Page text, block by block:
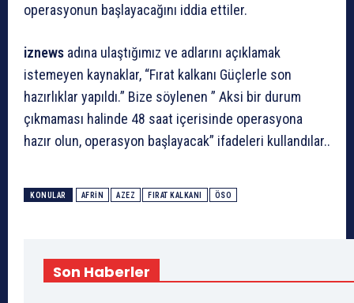
operasyonun başlayacağını iddia ettiler.
iznews adına ulaştığımız ve adlarını açıklamak
istemeyen kaynaklar, “Fırat kalkanı Güçlerle son
hazırlıklar yapıldı.” Bize söylenen ” Aksi bir durum
çıkmaması halinde 48 saat içerisinde operasyona
hazır olun, operasyon başlayacak” ifadeleri kullandılar..
KONULAR AFRIN AZEZ FIRAT KALKANI ÖSO
Son Haberler